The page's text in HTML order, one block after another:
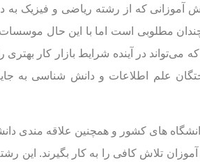
که از رشته ریاضی و فیزیک به
مطلوبی است اما با این حال موسسات
در آینده شرایط بازار کار بهتری
علم اطلاعات و دانش ‌شناسی به
های کشور و همچنین علاقه مندی
تلاش کافی را به کار بگیرند. این